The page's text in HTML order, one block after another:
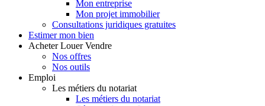
Mon entreprise
Mon projet immobilier
Consultations juridiques gratuites
Estimer mon bien
Acheter Louer Vendre
Nos offres
Nos outils
Emploi
Les métiers du notariat
Les métiers du notariat